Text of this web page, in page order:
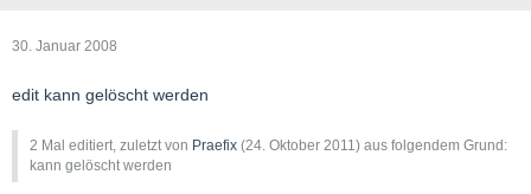
30. Januar 2008
edit kann gelöscht werden
2 Mal editiert, zuletzt von Praefix (24. Oktober 2011 ) aus folgendem Grund:
kann gelöscht werden